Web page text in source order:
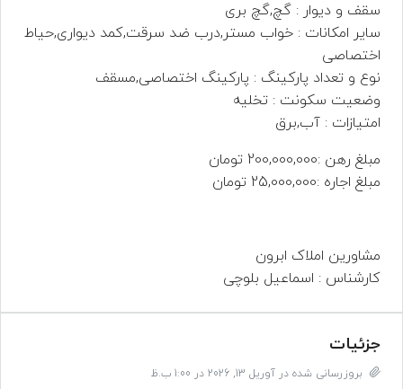
سقف و دیوار : گچ,گچ بری
سایر امکانات : خواب مستر,درب ضد سرقت,کمد دیواری,حیاط
اختصاصی
نوع و تعداد پارکینگ : پارکینگ اختصاصی,مسقف
وضعیت سکونت : تخلیه
امتیازات : آب,برق
مبلغ رهن :200,000,000 تومان
مبلغ اجاره :25,000,000 تومان
مشاورین املاک ابرون
کارشناس : اسماعیل بلوچی
جزئیات
بروزرسانی شده در آوریل 13, 2026 در 1:00 ب.ظ